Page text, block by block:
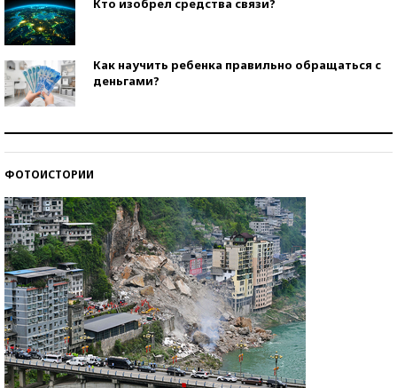
Как научить ребенка правильно обращаться с
деньгами?
ФОТОИСТОРИИ